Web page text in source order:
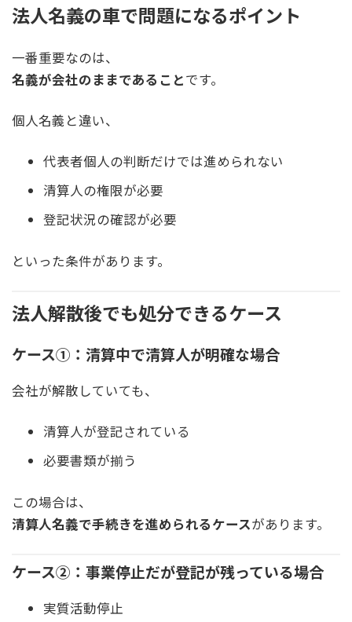
法人名義の車で問題になるポイント
一番重要なのは、
名義が会社のままであることです。
個人名義と違い、
代表者個人の判断だけでは進められない
清算人の権限が必要
登記状況の確認が必要
といった条件があります。
法人解散後でも処分できるケース
ケース①：清算中で清算人が明確な場合
会社が解散していても、
清算人が登記されている
必要書類が揃う
この場合は、
清算人名義で手続きを進められるケースがあります。
ケース②：事業停止だが登記が残っている場合
実質活動停止